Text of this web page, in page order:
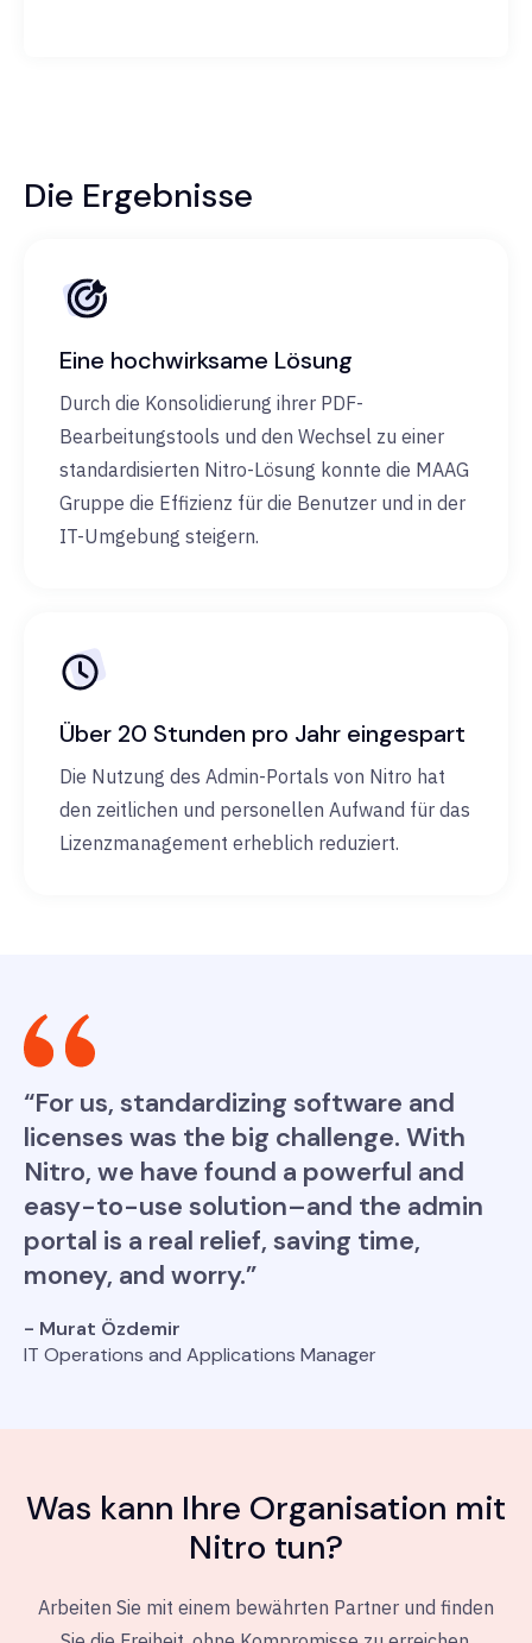
Die Ergebnisse
Eine hochwirksame Lösung
Durch die Konsolidierung ihrer PDF-
Bearbeitungstools und den Wechsel zu einer
standardisierten Nitro-Lösung konnte die MAAG
Gruppe die Effizienz für die Benutzer und in der
IT-Umgebung steigern.
Über 20 Stunden pro Jahr eingespart
Die Nutzung des Admin-Portals von Nitro hat
den zeitlichen und personellen Aufwand für das
Lizenzmanagement erheblich reduziert.
“For us, standardizing software and
licenses was the big challenge. With
Nitro, we have found a powerful and
easy-to-use solution–and the admin
portal is a real relief, saving time,
money, and worry.”
- Murat Özdemir
IT Operations and Applications Manager
Was kann Ihre Organisation mit
Nitro tun?
Arbeiten Sie mit einem bewährten Partner und finden